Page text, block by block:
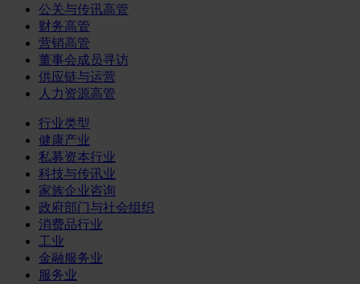
公关与传讯高管
财务高管
营销高管
董事会成员寻访
供应链与运营
人力资源高管
行业类型
健康产业
私募资本行业
科技与传讯业
家族企业咨询
政府部门与社会组织
消费品行业
工业
金融服务业
服务业